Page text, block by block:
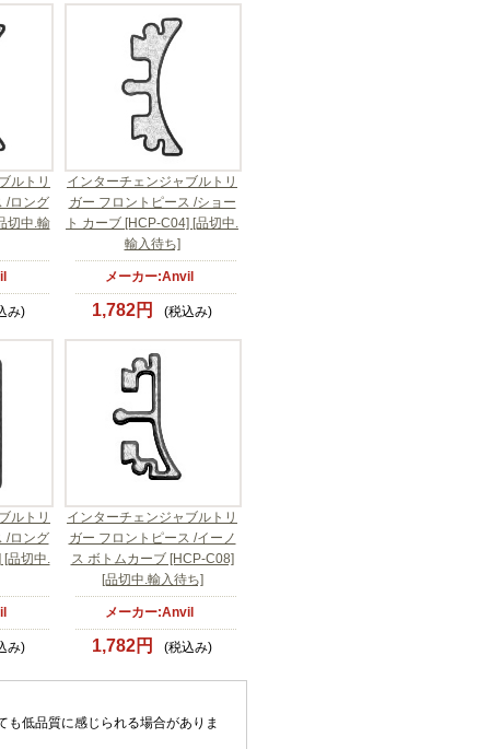
ルトリ
/ロング
切中.輸
み)
インターチェンジャブルトリ
ガー フロントピース /ショー
ト カーブ [HCP-C04] [品切中.
輸入待ち]
メーカー:Anvil
1,782円 (税込み)
ルトリ
/ロング
[品切中.
み)
インターチェンジャブルトリ
ガー フロントピース /イーノ
ス ボトムカーブ [HCP-C08]
[品切中.輸入待ち]
メーカー:Anvil
1,782円 (税込み)
低品質に感じられる場合がありま